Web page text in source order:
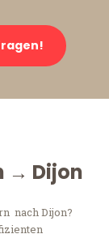
→ Dijon
nach Dijon?